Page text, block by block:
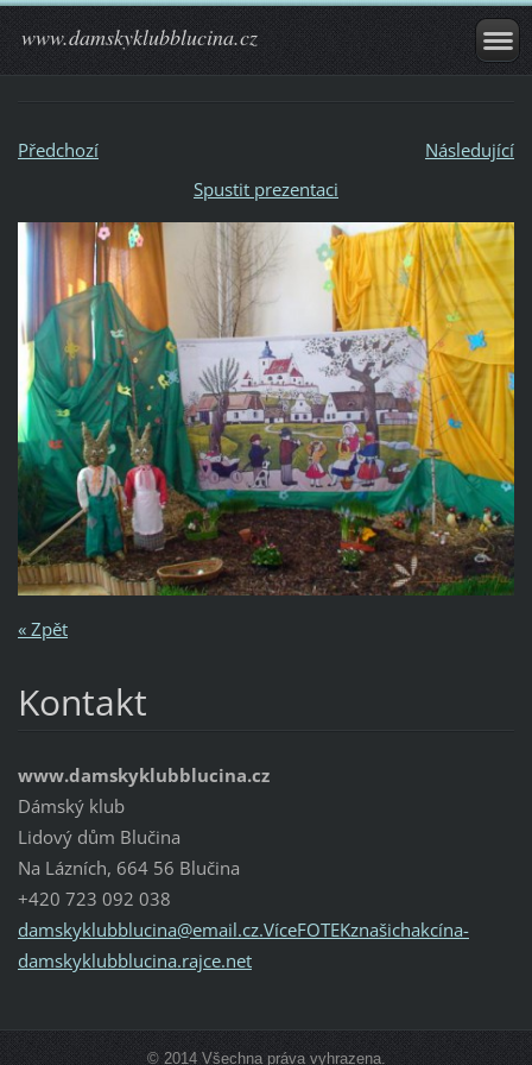
www.damskyklubblucina.cz
Předchozí
Následující
Spustit prezentaci
« Zpět
Kontakt
www.damskyklubblucina.cz
Dámský klub
Lidový dům Blučina
Na Lázních, 664 56 Blučina
+420 723 092 038
damskyklubblucina@email.cz.VíceFOTEKznašichakcína-
damskyklubblucina.rajce.net
© 2014 Všechna práva vyhrazena.